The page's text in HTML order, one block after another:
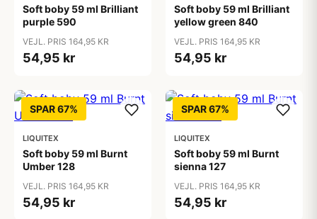
Soft boby 59 ml Brilliant
purple 590
VEJL. PRIS 164,95 KR
54,95 kr
Soft boby 59 ml Brilliant
yellow green 840
VEJL. PRIS 164,95 KR
54,95 kr
SPAR 67%
LIQUITEX
Soft boby 59 ml Burnt
Umber 128
VEJL. PRIS 164,95 KR
54,95 kr
SPAR 67%
LIQUITEX
Soft boby 59 ml Burnt
sienna 127
VEJL. PRIS 164,95 KR
54,95 kr